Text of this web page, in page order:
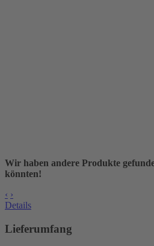
Wir haben andere Produkte
könnten!
‹ ›
Details
Lieferumfang